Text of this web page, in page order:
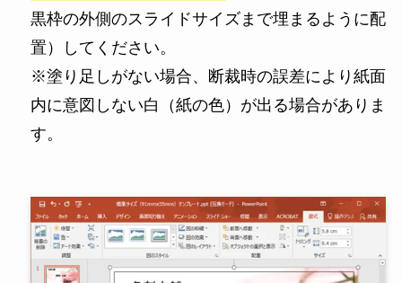
黒枠の外側のスライドサイズまで埋まるように配
置）してください。
※塗り足しがない場合、断裁時の誤差により紙面
内に意図しない白（紙の色）が出る場合がありま
す。